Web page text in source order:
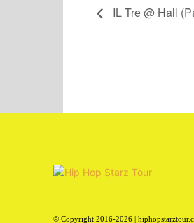
IL Tre @ Hall
© Copyright 2016-2026 |